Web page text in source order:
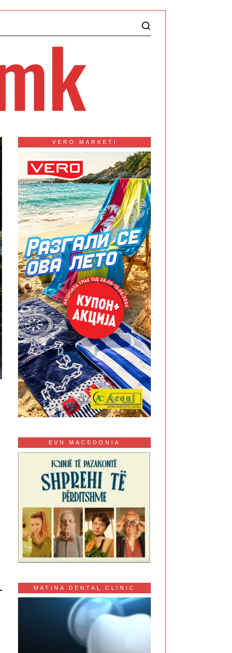
VERO MARKETI
EVN MACEDONIA
MATINA DENTAL CLINIC